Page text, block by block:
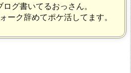
グ書いてるおっさん。
ーク辞めてポケ活してます。